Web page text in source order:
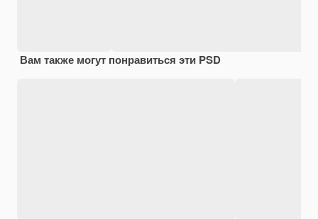
Вам также могут понравиться эти PSD